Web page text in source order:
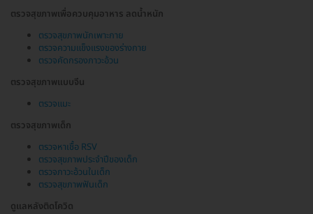
ตรวจสุขภาพเพื่อควบคุมอาหาร ลดน้ำหนัก
ตรวจสุขภาพนักเพาะกาย
ตรวจความแข็งแรงของร่างกาย
ตรวจคัดกรองภาวะอ้วน
ตรวจสุขภาพแบบจีน
ตรวจแมะ
ตรวจสุขภาพเด็ก
ตรวจหาเชื้อ RSV
ตรวจสุขภาพประจำปีของเด็ก
ตรวจภาวะอ้วนในเด็ก
ตรวจสุขภาพฟันเด็ก
ดูแลหลังติดโควิด